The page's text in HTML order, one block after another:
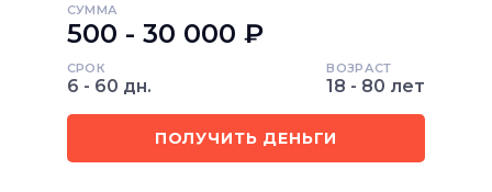
СУММА
500 - 30 000 ₽
СРОК
6 - 60 дн.
ВОЗРАСТ
18 - 80 лет
ПОЛУЧИТЬ ДЕНЬГИ